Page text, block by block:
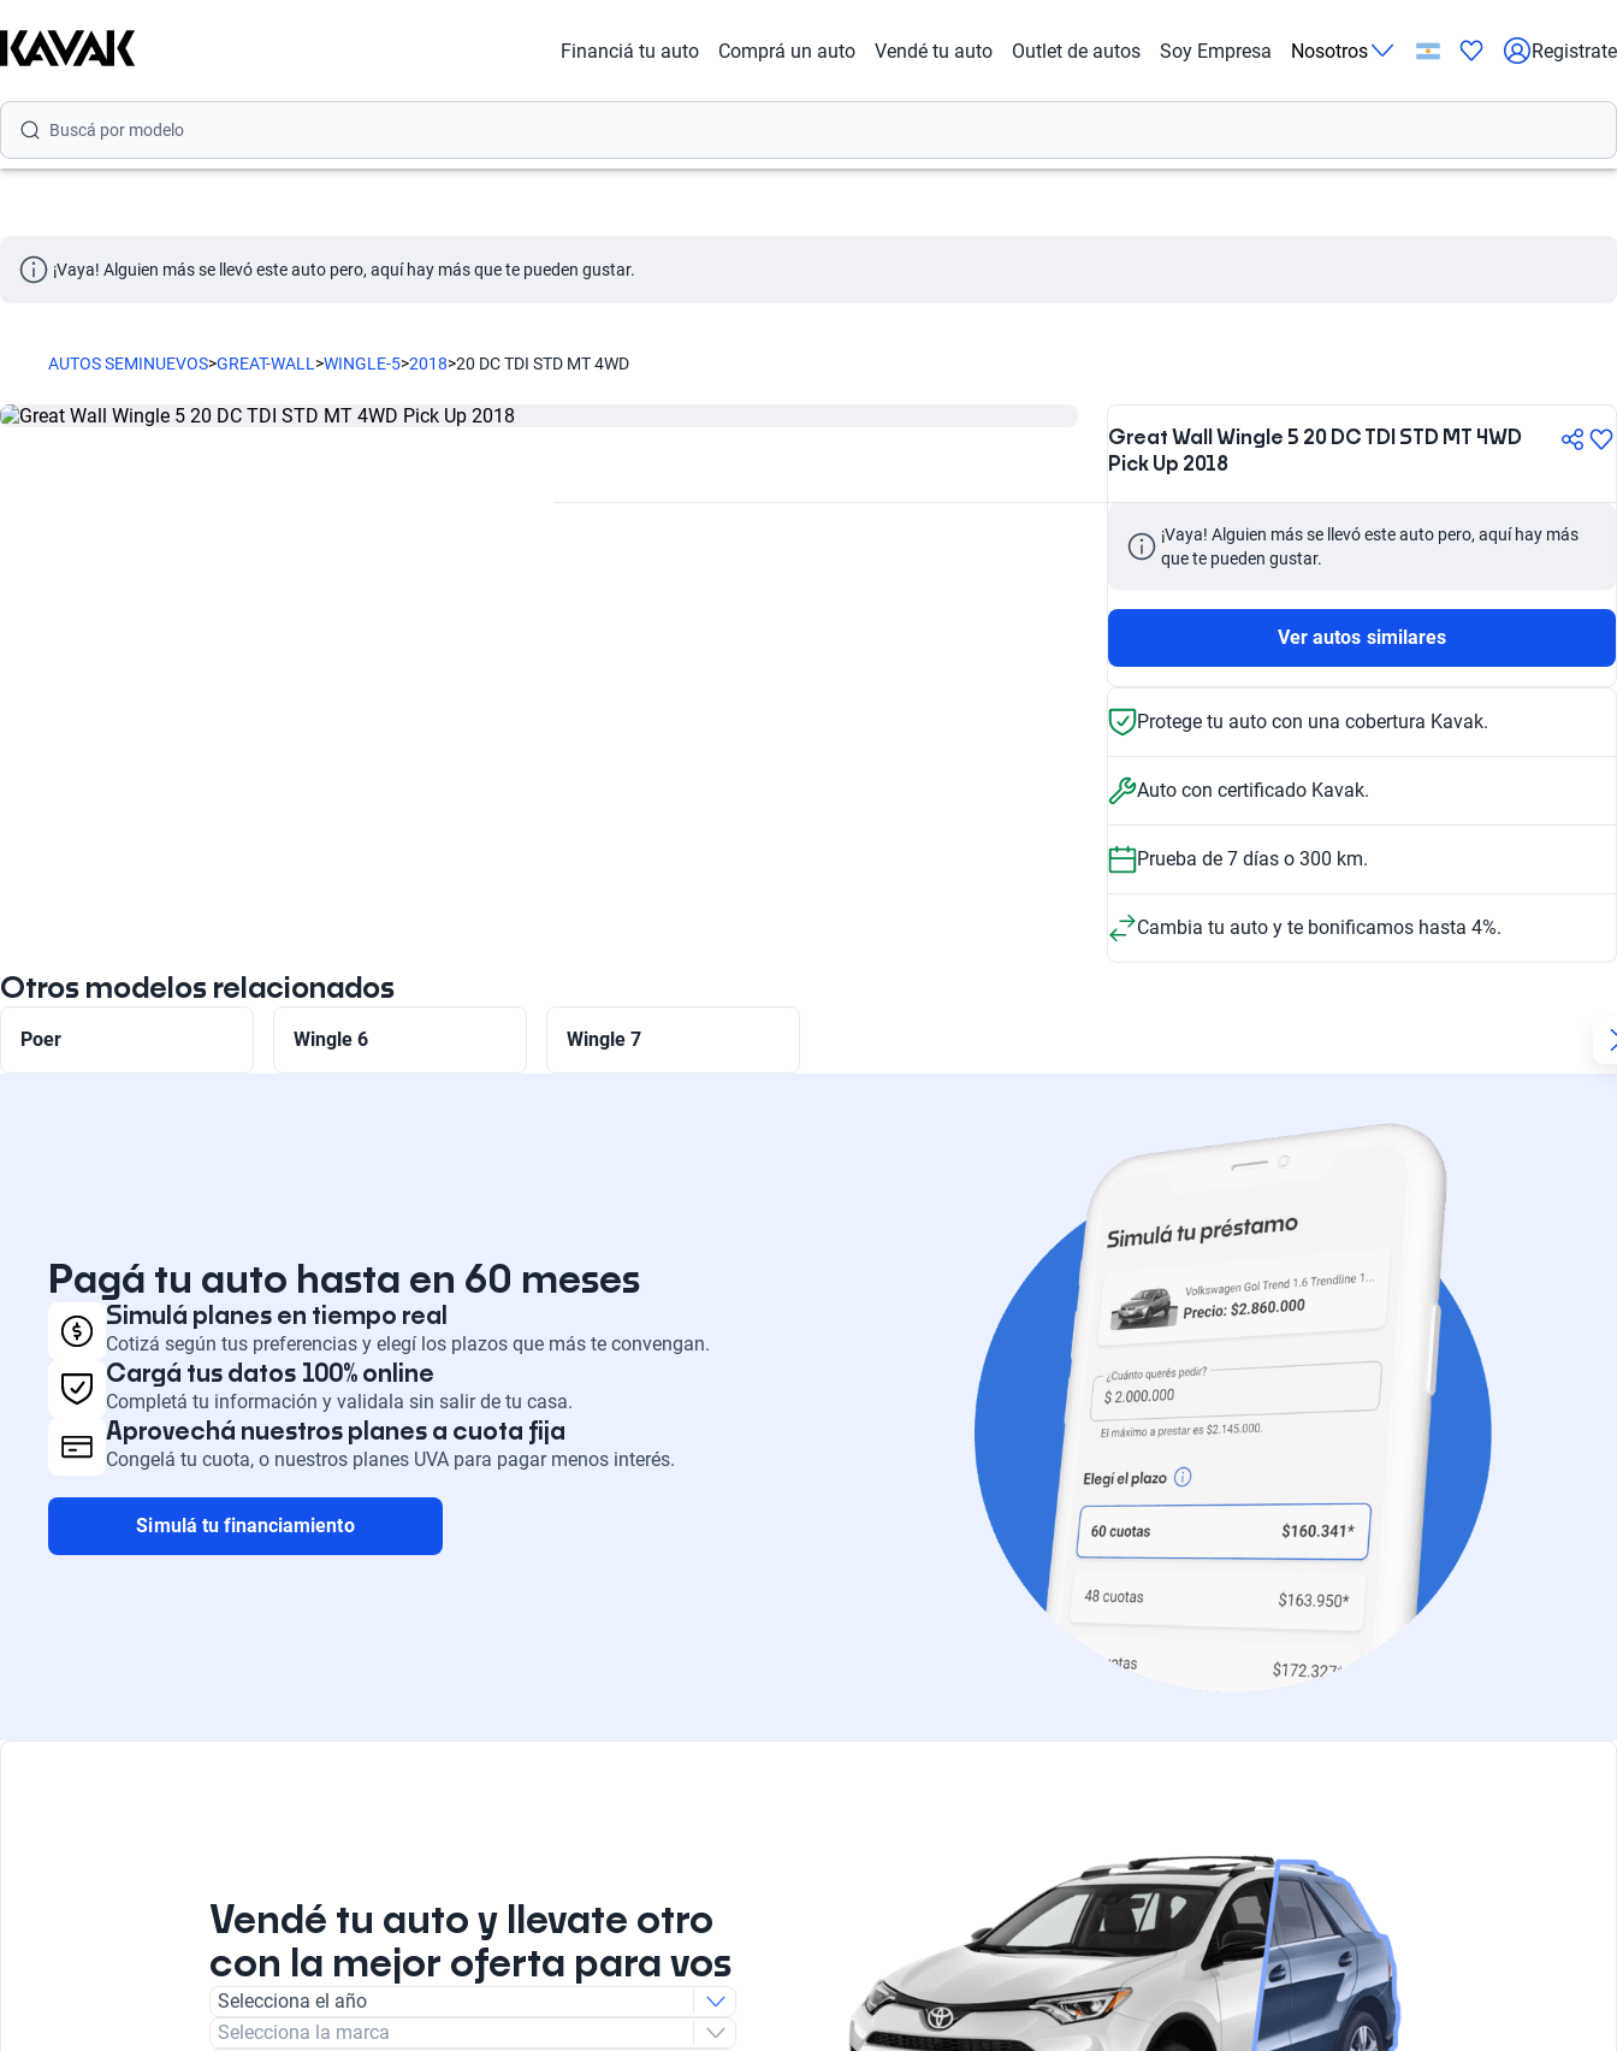
Financiá tu auto Comprá un auto Vendé tu auto Outlet de autos Soy Empresa Nosotros Registrate
Buscá por versión
¡Vaya! Alguien más se llevó este auto pero, aquí hay más que te pueden gustar.
AUTOS SEMINUEVOS>GREAT-WALL >WINGLE-5>2018>20 DC TDI STD MT 4WD
Great Wall Wingle 5 20 DC TDI STD MT 4WD
Pick Up 2018
¡Vaya! Alguien más se llevó este auto pero, aquí hay más
que te pueden gustar.
Ver autos similares
Protege tu auto con una cobertura Kavak.
Auto con certificado Kavak.
Prueba de 7 días o 300 km.
Cambia tu auto y te bonificamos hasta 4%.
Otros modelos relacionados
Poer Wingle 6 Wingle 7
Pagá tu auto hasta en 60 meses
Simulá planes en tiempo real
Cotizá según tus preferencias y elegí los plazos que más te convengan.
Cargá tus datos 100% online
Completá tu información y validala sin salir de tu casa.
Aprovechá nuestros planes a cuota fija
Congelá tu cuota, o nuestros planes UVA para pagar menos interés.
Simulá tu financiamiento
Vendé tu auto y llevate otro
con la mejor oferta para vos
Selecciona el año
Selecciona la marca